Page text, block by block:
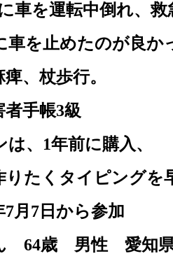
車を運転中倒れ、
車を止めたのが良か
、杖歩行。
者手帳3級
、 1年前に購入、
りたくタイピングを
7月 7日から参加
64歳 男性 愛知県